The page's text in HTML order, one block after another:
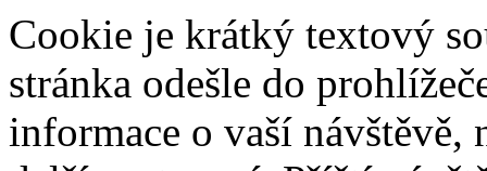
Cookie je krátký textový
stránka odešle do
informace o vaší